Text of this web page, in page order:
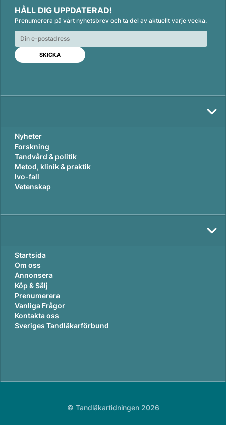
n
k
e
d
n
c
e
b
o
o
k
a
i
l
HÅLL DIG UPPDATERAD!
Prenumerera på vårt nyhetsbrev och ta del av aktuellt varje vecka.
Nyheter
Forskning
Tandvård & politik
Metod, klinik & praktik
Ivo-fall
Vetenskap
Startsida
Om oss
Annonsera
Köp & Sälj
Prenumerera
Vanliga Frågor
Kontakta oss
Sveriges Tandläkarförbund
© Tandläkartidningen 2026